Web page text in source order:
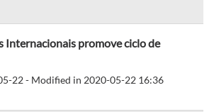
Internacionais promove ciclo de
22 - Modified in 2020-05-22 16:36